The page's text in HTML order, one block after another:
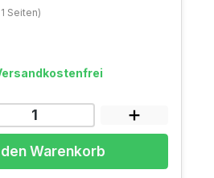
Seiten)
Warenkorb